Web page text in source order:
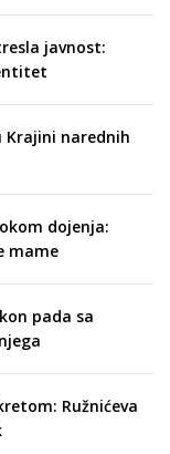
javnost:
Krajini narednih
dojenja:
mame
pada sa
Ružnićeva